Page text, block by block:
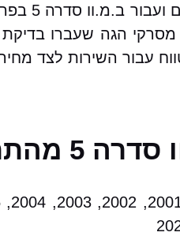
מסרקי הגה שעברו
עבור השירות לצד
הבאים: